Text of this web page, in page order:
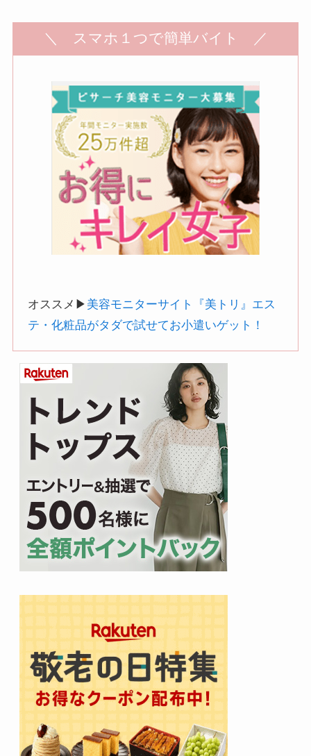
＼ スマホ１つで簡単バイト ／
オススメ▶︎ 美容モニターサイト『美トリ』エス
テ・化粧品がタダで試せてお小遣いゲット！